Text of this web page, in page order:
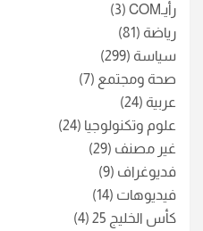
رأيـCOM
(3)
رياضة (81)
سياسة (299)
صحة ومجتمع (7)
عربية (24)
علوم وتكنولوجيا (24)
غير مصنف (29)
فديوغراف (9)
فيديوهات (14)
كأس الخليج 25
(4)